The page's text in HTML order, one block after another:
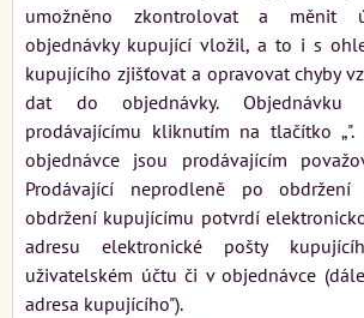
umožněno zkontrolovat a měnit
objednávky kupující vložil, a to i s
kupujícího zjišťovat a opravovat chyby
dat do objednávky. Objednávku
prodávajícímu kliknutím na tlačítko „".
objednávce jsou prodávajícím
Prodávající neprodleně po
obdržení kupujícímu potvrdí
adresu elektronické pošty
uživatelském účtu či v objednávce
adresa kupujícího").